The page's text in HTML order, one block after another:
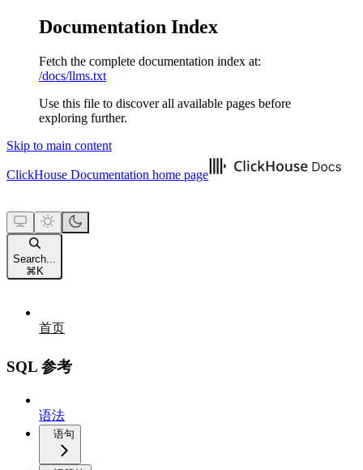
Documentation Index
Fetch the complete documentation index at:
/docs/llms.txt
Use this file to discover all available pages before
exploring further.
Skip to main content
ClickHouse Documentation home page
Search...
⌘ K
首页
SQL 参考
语法
语句